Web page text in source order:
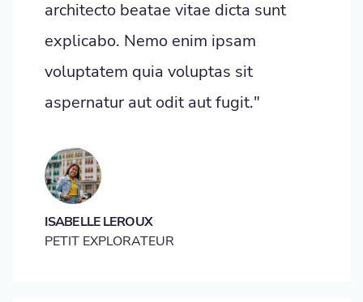
architecto beatae vitae dicta sunt
explicabo. Nemo enim ipsam
voluptatem quia voluptas sit
aspernatur aut odit aut fugit."
ISABELLE LEROUX
PETIT EXPLORATEUR